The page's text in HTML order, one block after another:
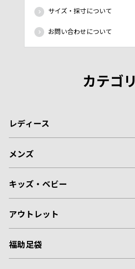
サイズ・採寸について
お問い合わせについて
カテゴリ
レディース
メンズ
キッズ・ベビー
アウトレット
福助足袋